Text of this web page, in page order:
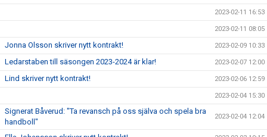
2023-02-11 16:53
2023-02-11 08:05
Jonna Olsson skriver nytt kontrakt! 2023-02-09 10:33
Ledarstaben till säsongen 2023-2024 är klar! 2023-02-07 12:00
Lind skriver nytt kontrakt! 2023-02-06 12:59
2023-02-04 15:30
Signerat Båverud: "Ta revansch på oss själva och spela bra
handboll"
2023-02-04 12:04